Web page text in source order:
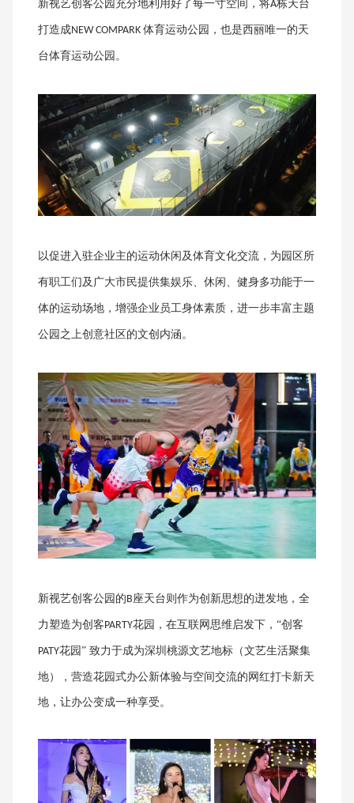
新视艺创客公园 充分地利用好了每一寸空间，将A栋天台
打造成NEW COMPARK 体育运动公园 ，也是西丽唯一的天
台体育运动公园。
以促进入驻企业主的运动休闲及体育文化交流，为园区 所
有职工们 及广大市民提供集娱乐、休闲、健身多功能于一
体的运动场地 ，增强企业员工身体素质， 进一步丰富主题
公园之上创意社区 的文创内涵。
新视艺创客公园的 B座天台则作为创新思想的迸发地，全
力塑造为创客 PARTY花园，在互联网思维启发下，“创客
PATY花园” 致力于成为深圳桃源文艺地标（文艺生活聚集
地），营造花园式办公新体验与空间交流的网红打卡新天
地，让办公变成一种享受。